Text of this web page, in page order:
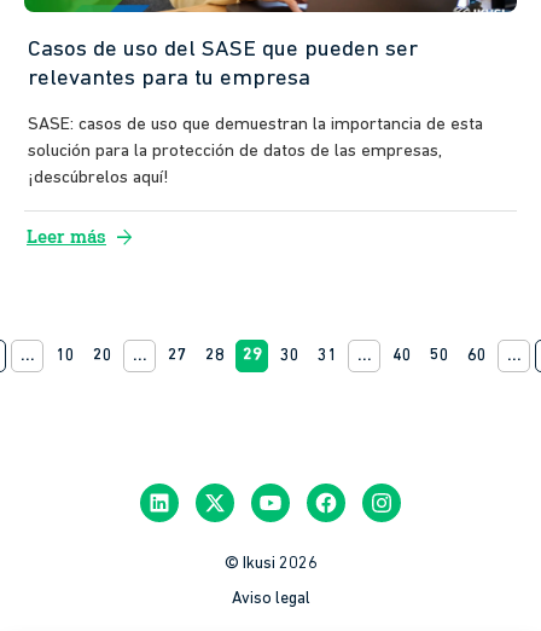
Casos de uso del SASE que pueden ser
relevantes para tu empresa
SASE: casos de uso que demuestran la importancia de esta
solución para la protección de datos de las empresas,
¡descúbrelos aquí!
Leer más arrow_forward
... 10 20 ... 27 28 29 30 31 ... 40 50 60 ...
© Ikusi 2026
Aviso legal